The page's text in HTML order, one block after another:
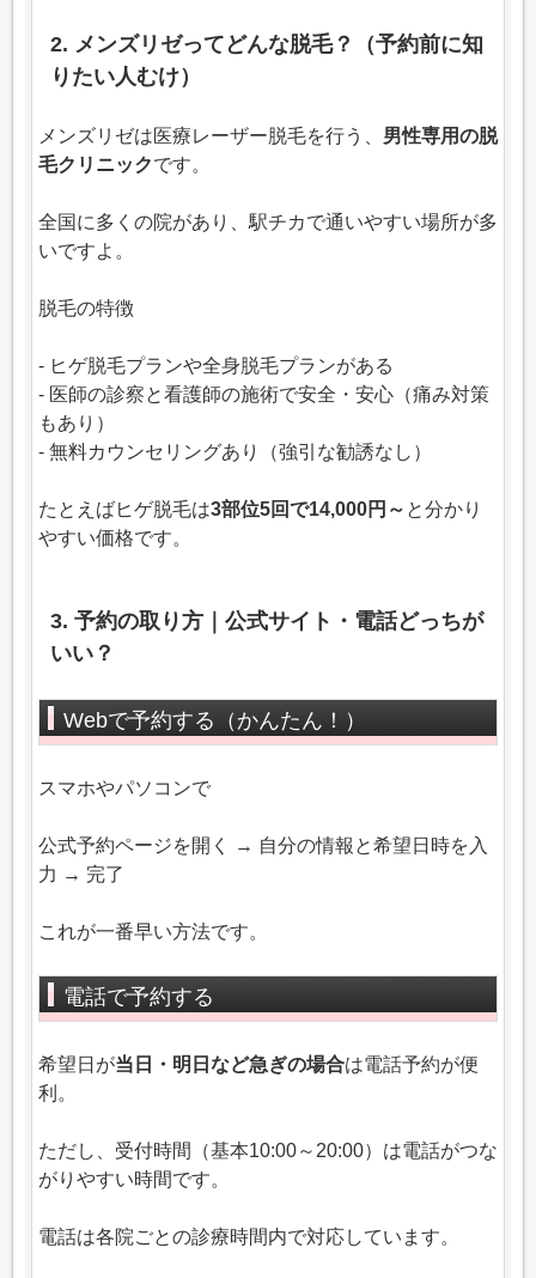
2. メンズリゼってどんな脱毛？（予約前に知
りたい人むけ）
メンズリゼは医療レーザー脱毛を行う、 男性専用の脱
毛クリニックです。
全国に多くの院があり、駅チカで通いやすい場所が多
いですよ。
脱毛の特徴
- ヒゲ脱毛プランや全身脱毛プランがある
- 医師の診察と看護師の施術で安全・安心（痛み対策
もあり）
- 無料カウンセリングあり（強引な勧誘なし）
たとえばヒゲ脱毛は3部位5回で14,000円～ と分かり
やすい価格です。
3. 予約の取り方｜公式サイト・電話どっちが
いい？
Webで予約する（かんたん！）
スマホやパソコンで
公式予約ページを開く → 自分の情報と希望日時を入
力 → 完了
これが一番早い方法です。
電話で予約する
希望日が当日・明日など急ぎの場合は電話予約が便
利。
ただし、受付時間（基本10:00～20:00）は電話がつな
がりやすい時間です。
電話は各院ごとの診療時間内で対応しています。